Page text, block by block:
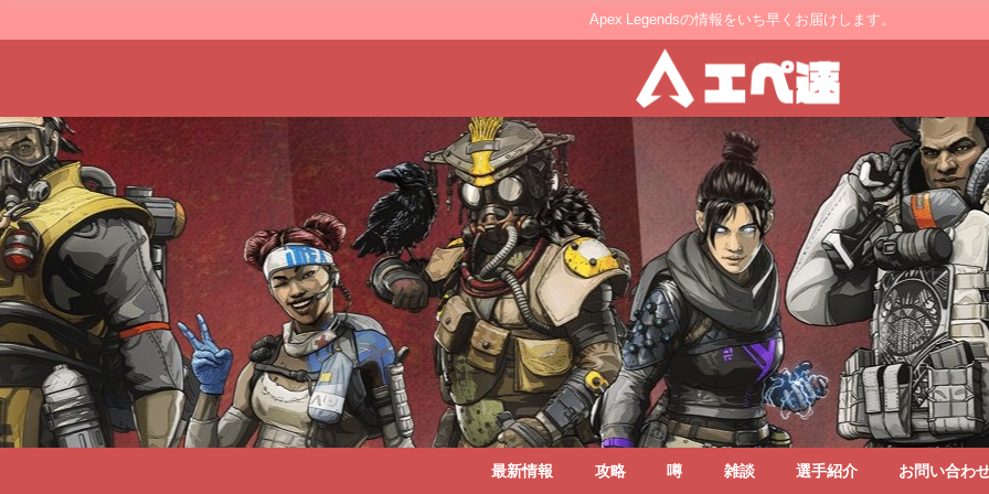
Apex Legendsの情報をいち早くお届けします。
最新情報 攻略 噂 雑談 選手紹介 お問い合わ